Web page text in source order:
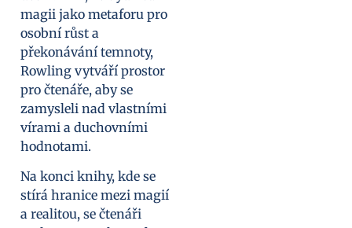
magii jako metaforu pro
osobní růst a
překonávání temnoty,
Rowling vytváří prostor
pro čtenáře, aby se
zamysleli nad vlastními
vírami a duchovními
hodnotami.
Na konci knihy, kde se
stírá hranice mezi magií
a realitou, se čtenáři